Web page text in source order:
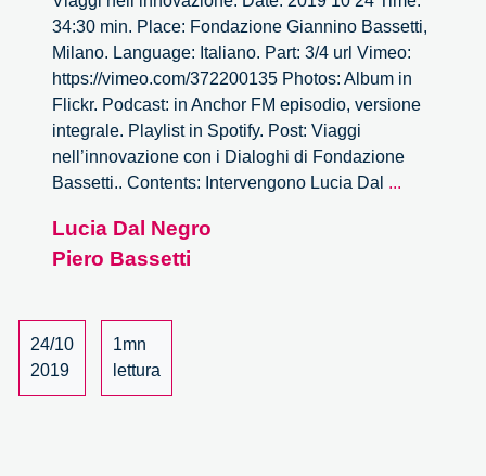
34:30 min. Place: Fondazione Giannino Bassetti,
Milano. Language: Italiano. Part: 3/4 url Vimeo:
https://vimeo.com/372200135 Photos: Album in
Flickr. Podcast: in Anchor FM episodio, versione
integrale. Playlist in Spotify. Post: Viaggi
nell’innovazione con i Dialoghi di Fondazione
Bassetti.. Contents: Intervengono Lucia Dal ...
Lucia Dal Negro
Piero Bassetti
24/10
2019
1mn
lettura